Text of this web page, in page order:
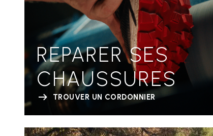
REPARER SES
CHAUSSURES
TROUVER UN CORDONNIER